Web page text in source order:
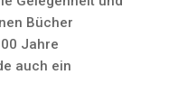
Bücher
Jahre
auch ein